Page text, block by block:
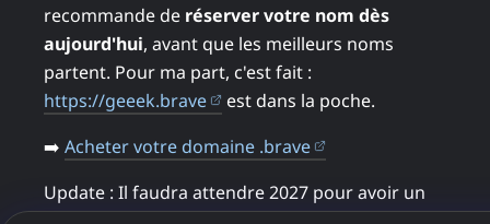
recommande de réserver votre nom dès
aujourd'hui, avant que les meilleurs noms
partent. Pour ma part, c'est fait :
https://geeek.brave
(ouvre dans un nouvel onglet)
est dans la poche.
➡️ Acheter votre domaine .brave
Update : Il faudra attendre 2027 pour avoir un